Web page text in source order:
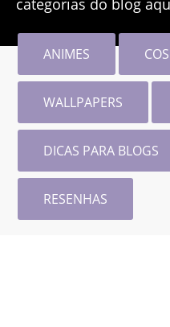
categorias do blog
ANIMES
WALLPAPERS
DICAS PARA BLOGS
RESENHAS